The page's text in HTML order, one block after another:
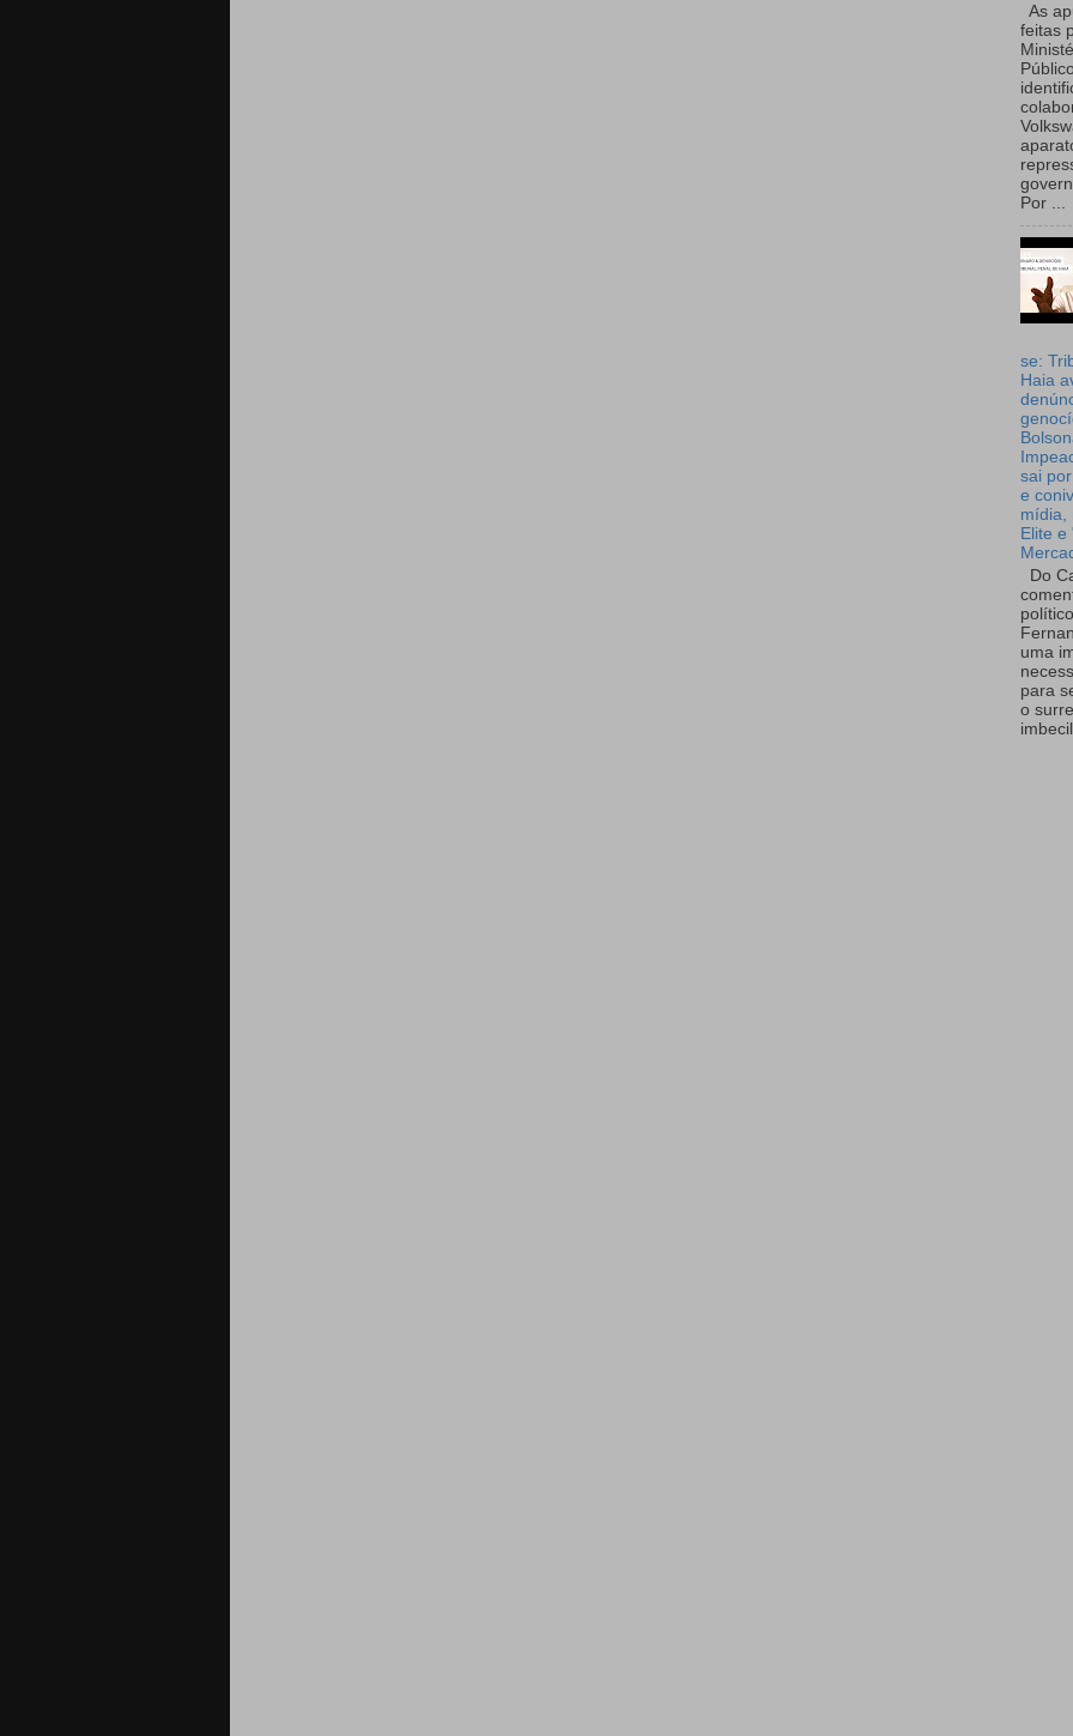
As
feitas
Por ...
se:
Haia
sai
e
mídia,
Elite e
Do
uma
para
o